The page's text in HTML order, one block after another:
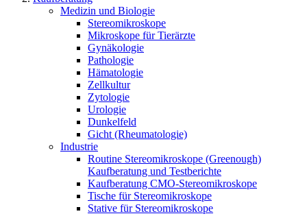
Medizin und Biologie
Stereomikroskope
Mikroskope für Tierärzte
Gynäkologie
Pathologie
Hämatologie
Zellkultur
Zytologie
Urologie
Dunkelfeld
Gicht (Rheumatologie)
Industrie
Routine Stereomikroskope (Greenough)
Kaufberatung und Testberichte
Kaufberatung CMO-Stereomikroskope
Tische für Stereomikroskope
Stative für Stereomikroskope